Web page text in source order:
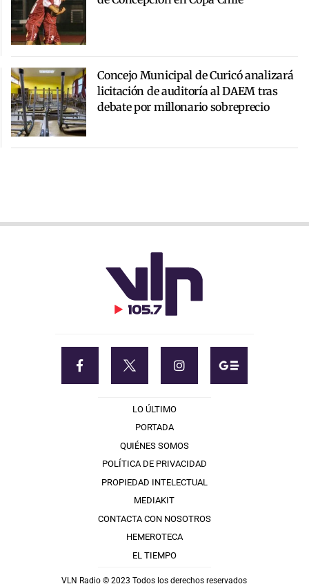
Concejo Municipal de Curicó analizará
licitación de auditoría al DAEM tras
debate por millonario sobreprecio
LO ÚLTIMO
PORTADA
QUIÉNES SOMOS
POLÍTICA DE PRIVACIDAD
PROPIEDAD INTELECTUAL
MEDIAKIT
CONTACTA CON NOSOTROS
HEMEROTECA
EL TIEMPO
VLN Radio © 2023 Todos los derechos reservados